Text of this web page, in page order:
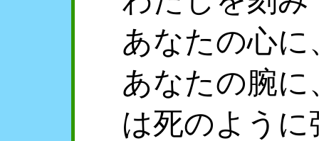
あなたの心
あなたの腕
は死のように